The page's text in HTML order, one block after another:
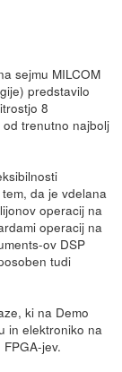
sejmu MILCOM
predstavilo
8
trenutno najbolj
da je vdelana
operacij na
operacij na
ov DSP
tudi
ki na Demo
in elektroniko na
jev.